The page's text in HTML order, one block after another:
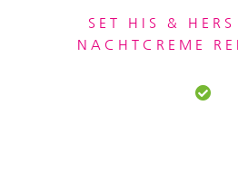
SET HIS &
NACHTCREME